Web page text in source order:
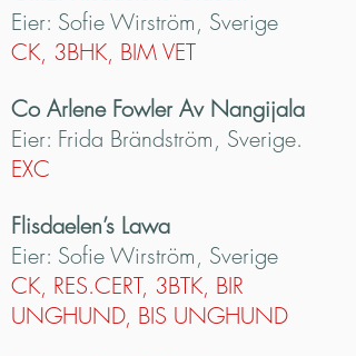
Eier: Sofie Wirström, Sverige
CK, 3BHK, BIM VET
Co Arlene Fowler Av Nangijala
Eier: Frida Brändström, Sverige.
EXC
Flisdaelen’s Lawa
Eier: Sofie Wirström, Sverige
CK, RES.CERT, 3BTK, BIR
UNGHUND, BIS UNGHUND